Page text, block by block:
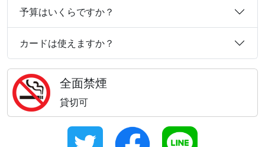
予算はいくらですか？
カードは使えますか？
全面禁煙
貸切可